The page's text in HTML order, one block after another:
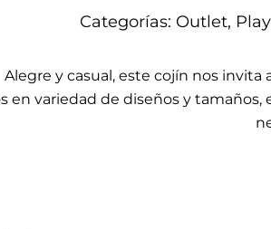
Categorías: Outlet,
Alegre y casual, este cojín nos invita
en variedad de diseños y